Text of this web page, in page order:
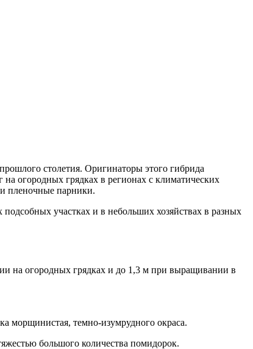
столетия. Оригинаторы этого гибрида
огородных грядках в регионах с климатических
пленочные парники.
участках и в небольших хозяйствах в разных
на огородных грядках и до 1,3 м при выращивании в
морщинистая, темно-изумрудного окраса.
большого количества помидорок.